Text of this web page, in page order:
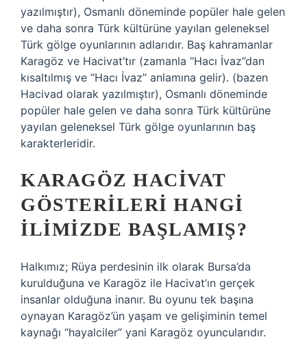
yazılmıştır), Osmanlı döneminde popüler hale gelen
ve daha sonra Türk kültürüne yayılan geleneksel
Türk gölge oyunlarının adlarıdır. Baş kahramanlar
Karagöz ve Hacivat’tır (zamanla “Hacı İvaz”dan
kısaltılmış ve “Hacı İvaz” anlamına gelir). (bazen
Hacivad olarak yazılmıştır), Osmanlı döneminde
popüler hale gelen ve daha sonra Türk kültürüne
yayılan geleneksel Türk gölge oyunlarının baş
karakterleridir.
KARAGÖZ HACIVAT
GÖSTERILERI HANGI
ILIMIZDE BAŞLAMIŞ?
Halkımız; Rüya perdesinin ilk olarak Bursa’da
kurulduğuna ve Karagöz ile Hacivat’ın gerçek
insanlar olduğuna inanır. Bu oyunu tek başına
oynayan Karagöz’ün yaşam ve gelişiminin temel
kaynağı “hayalciler” yani Karagöz oyuncularıdır.